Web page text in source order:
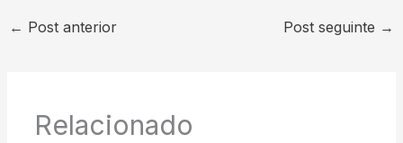
← Post anterior Post seguinte →
Relacionado